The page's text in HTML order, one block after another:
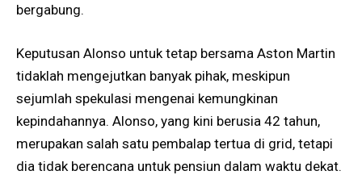
bergabung.
Keputusan Alonso untuk tetap bersama Aston Martin
tidaklah mengejutkan banyak pihak, meskipun
sejumlah spekulasi mengenai kemungkinan
kepindahannya. Alonso, yang kini berusia 42 tahun,
merupakan salah satu pembalap tertua di grid, tetapi
dia tidak berencana untuk pensiun dalam waktu dekat.